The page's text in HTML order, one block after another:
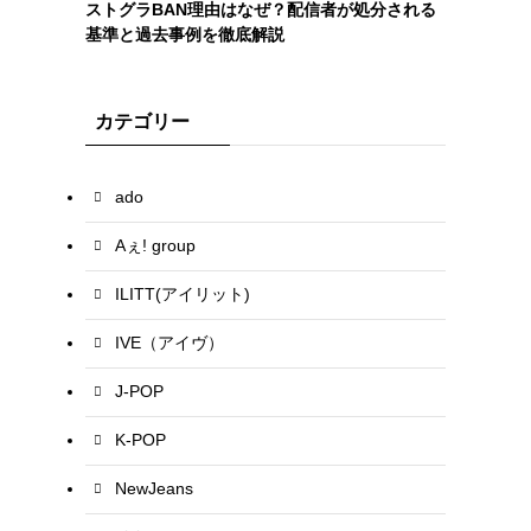
ストグラBAN理由はなぜ？配信者が処分される
基準と過去事例を徹底解説
カテゴリー
ado
Aぇ! group
ILITT(アイリット)
IVE（アイヴ）
J-POP
K-POP
NewJeans